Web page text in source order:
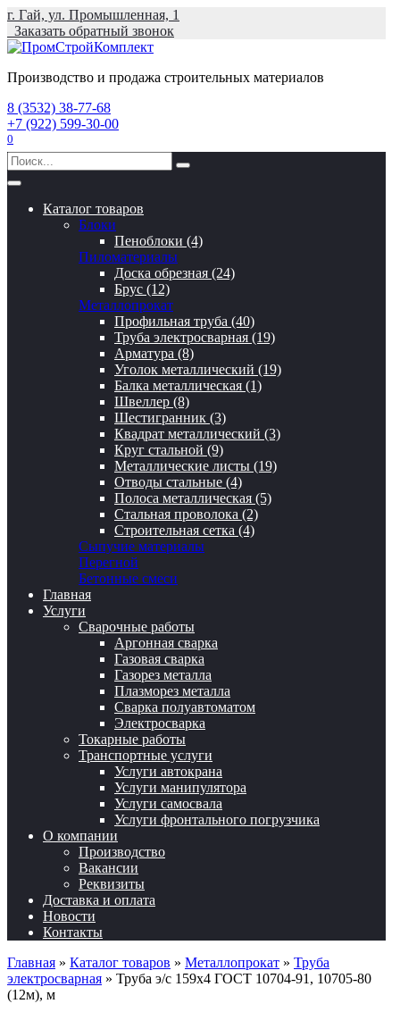
Перейти
содержанию
г. Гай, ул. Промышленная, 1
Заказать обратный звонок
Производство и продажа строительных материалов
8 (3532) 38-77-68
+7 (922) 599-30-00
0
Search
for:
Каталог товаров
Блоки
Пеноблоки (4)
Пиломатериалы
Доска обрезная (24)
Брус (12)
Металлопрокат
Профильная труба (40)
Труба электросварная (19)
Арматура (8)
Уголок металлический (19)
Балка металлическая (1)
Швеллер (8)
Шестигранник (3)
Квадрат металлический (3)
Круг стальной (9)
Металлические листы (19)
Отводы стальные (4)
Полоса металлическая (5)
Стальная проволока (2)
Строительная сетка (4)
Сыпучие материалы
Перегной
Бетонные смеси
Главная
Услуги
Сварочные работы
Аргонная сварка
Газовая сварка
Газорез металла
Плазморез металла
Сварка полуавтоматом
Электросварка
Токарные работы
Транспортные услуги
Услуги автокрана
Услуги манипулятора
Услуги самосвала
Услуги фронтального погрузчика
О компании
Производство
Вакансии
Реквизиты
Доставка и оплата
Новости
Контакты
Главная » Каталог товаров » Металлопрокат » Труба
электросварная » Труба э/с 159х4 ГОСТ 10704-91, 10705-80
(12м), м